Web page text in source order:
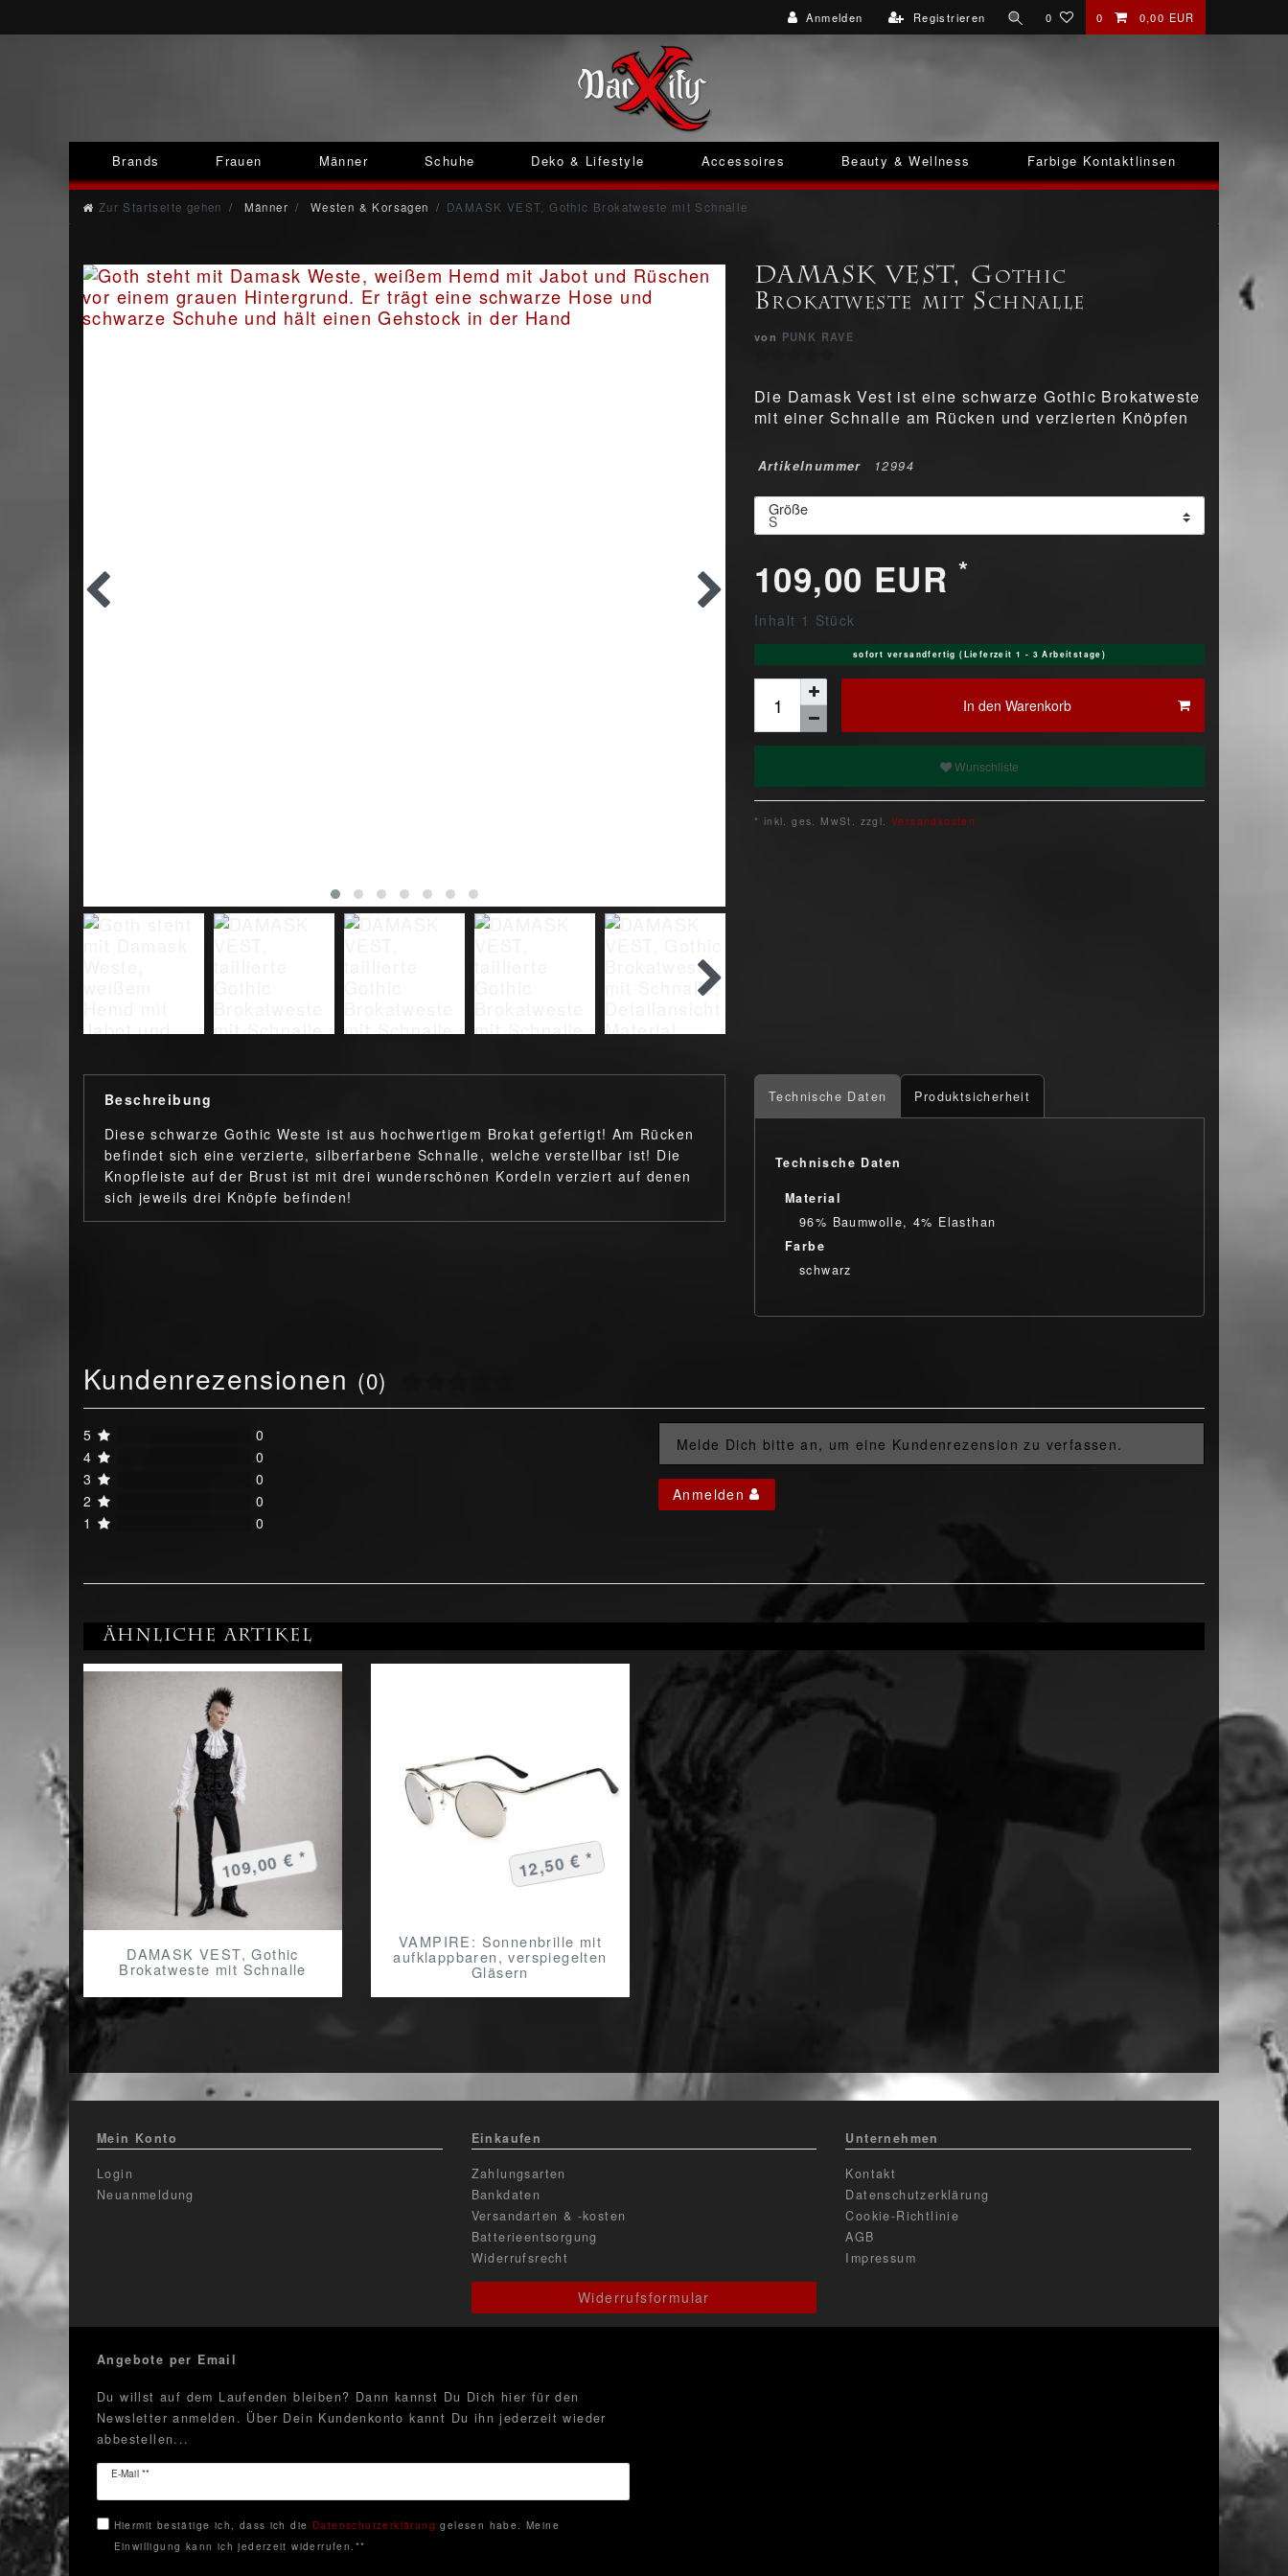
Anmelden Registrieren 0 0 0,00 EUR
Brands Frauen Männer Schuhe Deko & Lifestyle Accessoires Beauty & Wellness Farbige Kontaktlinsen
Zur Startseite gehen Männer Westen & Korsagen DAMASK VEST, Gothic Brokatweste mit Schnalle
DAMASK VEST, Gothic
Brokatweste mit Schnalle
von PUNK RAVE
Die Damask Vest ist eine schwarze Gothic Brokatweste
mit einer Schnalle am Rücken und verzierten Knöpfen
Artikelnummer 12994
Größe
109,00 EUR*
Inhalt 1 Stück
sofort versandfertig (Lieferzeit 1 - 3 Arbeitstage)
In den Warenkorb
Wunschliste
* inkl. ges. MwSt. zzgl. Versandkosten
Beschreibung
Diese schwarze Gothic Weste ist aus hochwertigem Brokat gefertigt! Am Rücken
befindet sich eine verzierte, silberfarbene Schnalle, welche verstellbar ist! Die
Knopfleiste auf der Brust ist mit drei wunderschönen Kordeln verziert auf denen
sich jeweils drei Knöpfe befinden!
Technische Daten Produktsicherheit
Technische Daten
Material
96% Baumwolle, 4% Elasthan
Farbe
schwarz
Kundenrezensionen (0)
5
0
4
0
3
0
2
0
1
0
Melde Dich bitte an, um eine Kundenrezension zu verfassen.
Anmelden
Ähnliche Artikel
DAMASK VEST, Gothic
Brokatweste mit Schnalle
109,00 € *
VAMPIRE: Sonnenbrille mit
aufklappbaren, verspiegelten
Gläsern
12,50 € *
Mein Konto
Login
Neuanmeldung
Einkaufen
Zahlungsarten
Bankdaten
Versandarten & -kosten
Batterieentsorgung
Widerrufsrecht
Widerrufsformular
Unternehmen
Kontakt
Datenschutzerklärung
Cookie-Richtlinie
AGB
Impressum
Angebote per Email
Du willst auf dem Laufenden bleiben? Dann kannst Du Dich hier für den
Newsletter anmelden. Über Dein Kundenkonto kannt Du ihn jederzeit wieder
abbestellen...
E-Mail **
Newsletter
Hiermit bestätige ich, dass ich die Daten­schutz­erklärung gelesen habe. Meine
Einwilligung kann ich jederzeit widerrufen.**